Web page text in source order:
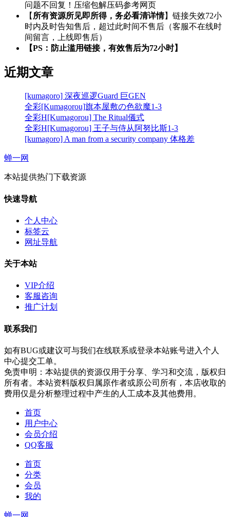
问题不回复！压缩包解压码参考网页
【 所有资源所见即所得，务必看清详情】链接失效72小
时内及时告知售后，超过此时间不售后（客服不在线时
间留言，上线即售后）
【PS：防止滥用链接，有效售后为72小时】
近期文章
[kumagoro] 深夜巡逻Guard 巨GEN
全彩[Kumagorou]旗本屋敷の色欲魔1-3
全彩H[Kumagorou] The Ritual儀式
全彩H[Kumagorou] 王子与侍从阿努比斯1-3
[kumagoro] A man from a security company 体格差
蝉一网
本站提供热门下载资源
快速导航
个人中心
标签云
网址导航
关于本站
VIP介绍
客服咨询
推广计划
联系我们
如有BUG或建议可与我们在线联系或登录本站账号进入个人
中心提交工单。
免责申明：本站提供的资源仅用于分享、学习和交流，版权归
所有者。本站资料版权归属原作者或原公司所有，本店收取的
费用仅是分析整理过程中产生的人工成本及其他费用。
首页
用户中心
会员介绍
QQ客服
首页
分类
会员
我的
蝉一网